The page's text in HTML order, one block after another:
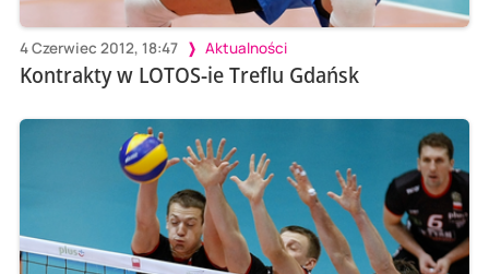
4 Czerwiec 2012, 18:47 Aktualności
Kontrakty w LOTOS-ie Treflu Gdańsk